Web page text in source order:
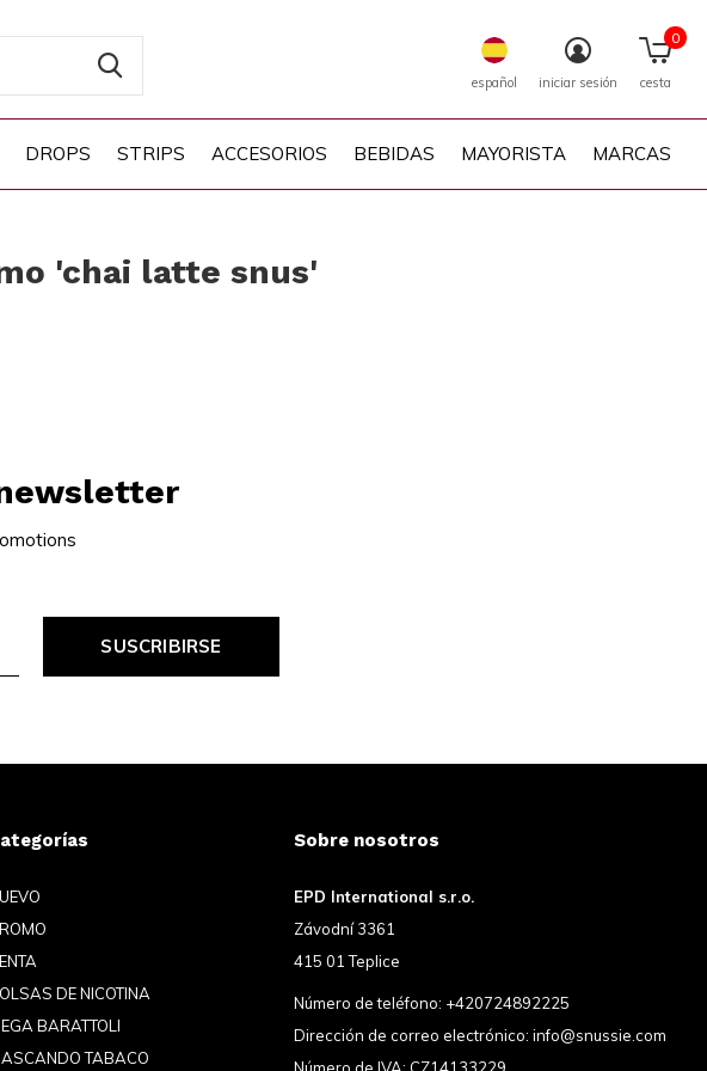
DROPS STRIPS ACCESORIOS BEBIDAS MAYORISTA MARCAS
español iniciar sesión cesta
0
'chai latte snus'
SUSCRIBIRSE
DE NICOTINA
BARATTOLI
TABACO
Sobre nosotros
EPD International s.r.o.
Závodní 3361
415 01 Teplice
Número de teléfono: +420724892225
Dirección de correo electrónico: info@snussie.com